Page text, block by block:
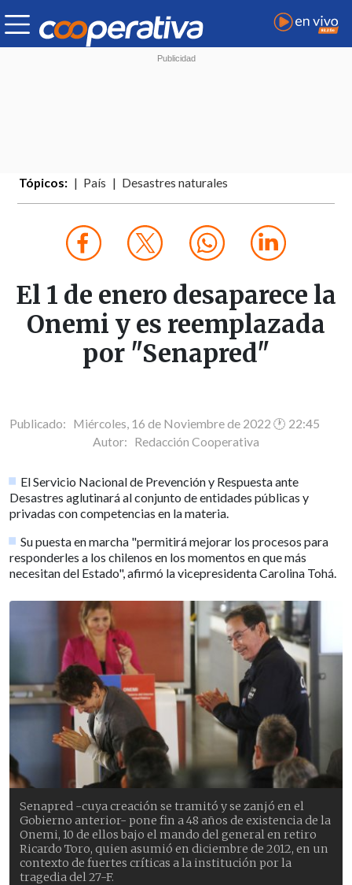
Tópicos: País Desastres naturales
El 1 de enero desaparece la
Onemi y es reemplazada
por "Senapred"
Publicado: Miércoles, 16 de Noviembre de 2022 🕐 22:45
Autor: Redacción Cooperativa
El Servicio Nacional de Prevención y Respuesta ante
Desastres aglutinará al conjunto de entidades públicas y
privadas con competencias en la materia.
Su puesta en marcha "permitirá mejorar los procesos para
responderles a los chilenos en los momentos en que más
necesitan del Estado", afirmó la vicepresidenta Carolina Tohá.
Senapred -cuya creación se tramitó y se zanjó en el
Gobierno anterior- pone fin a 48 años de existencia de la
Onemi, 10 de ellos bajo el mando del general en retiro
Ricardo Toro, quien asumió en diciembre de 2012, en un
contexto de fuertes críticas a la institución por la
tragedia del 27-F.